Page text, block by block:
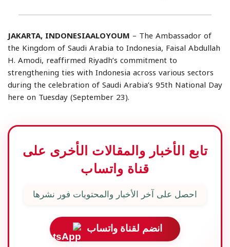
JAKARTA, INDONESIAALOYOUM – The Ambassador of
the Kingdom of Saudi Arabia to Indonesia, Faisal Abdullah
H. Amodi, reaffirmed Riyadh’s commitment to
strengthening ties with Indonesia across various sectors
during the celebration of Saudi Arabia’s 95th National Day
here on Tuesday (September 23).
تابع الأخبار والمقالات الأخرى على
قناة واتساب
احصل على آخر الأخبار والمحتويات فور نشرها
انضم لقناة واتساب